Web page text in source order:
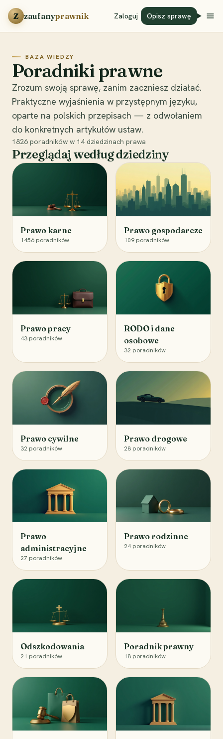
Przejdź do treści
Z zaufanyprawnik Zaloguj Opisz sprawę
BAZA WIEDZY
Poradniki prawne
Zrozum swoją sprawę, zanim zaczniesz działać.
Praktyczne wyjaśnienia w przystępnym języku,
oparte na polskich przepisach — z odwołaniem
do konkretnych artykułów ustaw.
1826 poradników w 14 dziedzinach prawa
Przeglądaj według dziedziny
Prawo karne
1456 poradników
Prawo gospodarcze
109 poradników
Prawo pracy
43 poradników
RODO i dane
osobowe
32 poradników
Prawo cywilne
32 poradników
Prawo drogowe
28 poradników
Prawo
administracyjne
27 poradników
Prawo rodzinne
24 poradników
Odszkodowania
21 poradników
Poradnik prawny
18 poradników